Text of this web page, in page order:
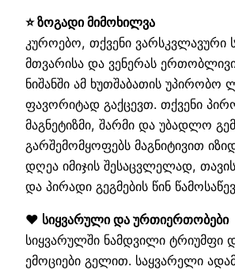
⭐ ზოგადი მიმოხილვა
კუროებო, თქვენი ვარსკვლავური
მთვარისა და ვენერას
ნიშანში ამ ხუთშაბათის
ფავორიტად გაქცევთ. თქვენი
მაგნეტიზმი, შარმი და უბადლო
გარშემომყოფებს მაგნიტივით
დღეა იმიჯის შესაცვლელად,
და პირადი გეგმების წინ
❤️ სიყვარული და ურთიერთობები
სიყვარულში ნამდვილი ტრიუმფი
ემოციები გელით. საყვარელი